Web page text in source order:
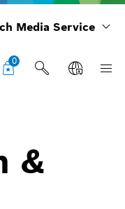
Media Service
0
&